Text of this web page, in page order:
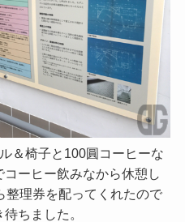
＆椅子と100圓コーヒーな
ーヒー飲みなから休憩し
整理券を配ってくれたので
ちました。